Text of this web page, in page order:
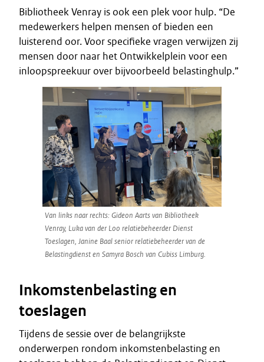
Bibliotheek Venray is ook een plek voor hulp. “De
medewerkers helpen mensen of bieden een
luisterend oor. Voor specifieke vragen verwijzen zij
mensen door naar het Ontwikkelplein voor een
inloopspreekuur over bijvoorbeeld belastinghulp.”
Van links naar rechts: Gideon Aarts van Bibliotheek
Venray, Luka van der Loo relatiebeheerder Dienst
Toeslagen, Janine Baal senior relatiebeheerder van de
Belastingdienst en Samyra Bosch van Cubiss Limburg.
Inkomstenbelasting en
toeslagen
Tijdens de sessie over de belangrijkste
onderwerpen rondom inkomstenbelasting en